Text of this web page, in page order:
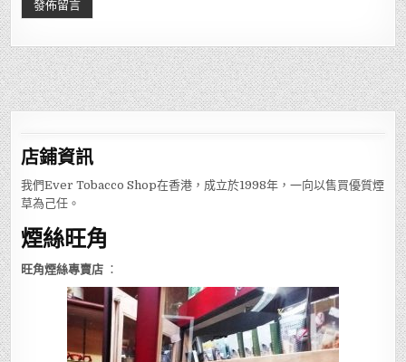
店鋪資訊
我們Ever Tobacco Shop在香港，成立於1998年，一向以售買優質煙
草為己任。
煙絲旺角
旺角煙絲專賣店 ：